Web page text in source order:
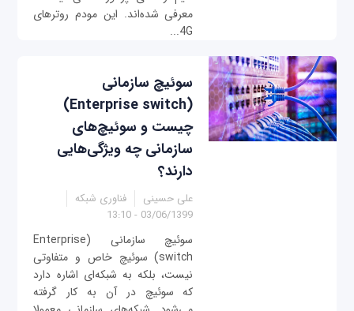
معرفی شده‌اند. این مودم‌ روترهای
4G...
سوئیچ سازمانی
(Enterprise switch)
چیست و سوئیچ‌های
سازمانی چه ویژگی‌هایی
دارند؟
علی حسینی
فناوری شبکه
03/06/1399 - 13:10
سوئیچ‌ سازمانی (Enterprise
switch) سوئیچ‌ خاص و متفاوتی
نیست، بلکه به شبکه‌ای اشاره دارد
که سوئیچ در آن به کار گرفته